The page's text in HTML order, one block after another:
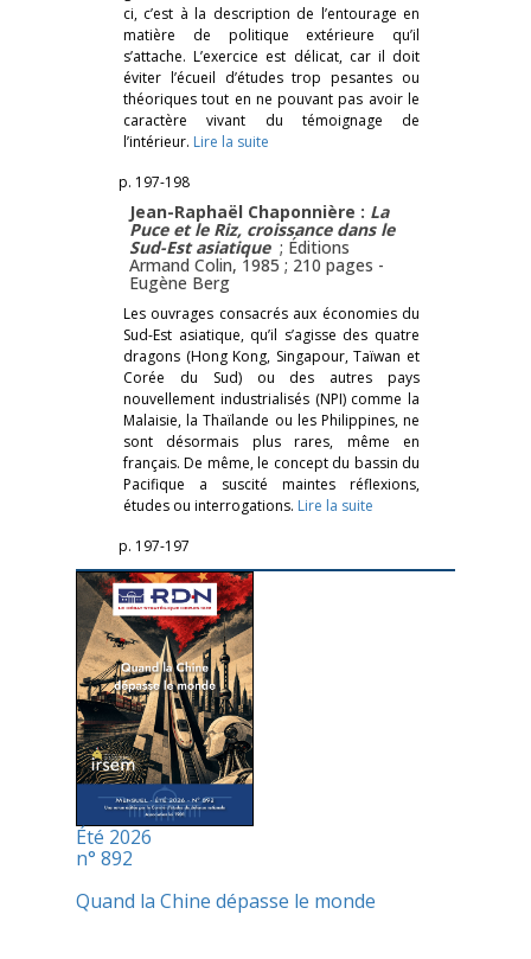
ci, c’est à la description de l’entourage en
matière de politique extérieure qu’il
s’attache. L’exercice est délicat, car il doit
éviter l’écueil d’études trop pesantes ou
théoriques tout en ne pouvant pas avoir le
caractère vivant du témoignage de
l’intérieur. Lire la suite
p. 197-198
Jean-Raphaël Chaponnière : La
Puce et le Riz, croissance dans le
Sud-Est asiatique ; Éditions
Armand Colin, 1985 ; 210 pages -
Eugène Berg
Les ouvrages consacrés aux économies du
Sud-Est asiatique, qu’il s’agisse des quatre
dragons (Hong Kong, Singapour, Taïwan et
Corée du Sud) ou des autres pays
nouvellement industrialisés (NPI) comme la
Malaisie, la Thaïlande ou les Philippines, ne
sont désormais plus rares, même en
français. De même, le concept du bassin du
Pacifique a suscité maintes réflexions,
études ou interrogations. Lire la suite
p. 197-197
Été 2026
n° 892
Quand la Chine dépasse le monde